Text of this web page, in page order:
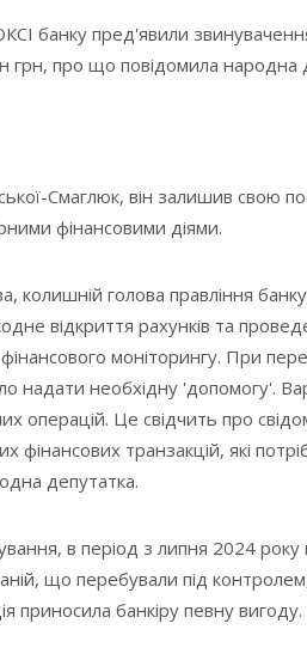
банку пред'явили
грн, про що повідомила народна
Смаглюк, він залишив свою
фінансовими діями.
колишній голова правління
відкриття рахунків та
моніторингу. При
надати необхідну 'допомогу'.
операцій. Це свідчить про
фінансових транзакцій, які
депутатка.
в період з липня 2024
що перебували під
приносила банкіру певну вигоду.